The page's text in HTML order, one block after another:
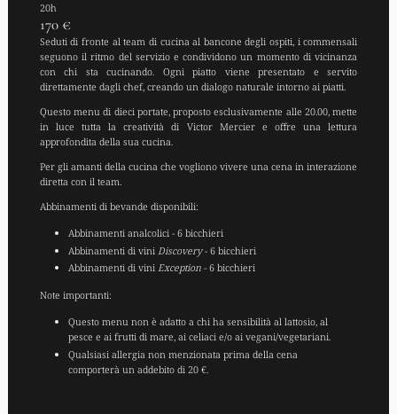
20h
170 €
Seduti di fronte al team di cucina al bancone degli ospiti, i commensali
seguono il ritmo del servizio e condividono un momento di vicinanza
con chi sta cucinando. Ogni piatto viene presentato e servito
direttamente dagli chef, creando un dialogo naturale intorno ai piatti.
Questo menu di dieci portate, proposto esclusivamente alle 20.00, mette
in luce tutta la creatività di Victor Mercier e offre una lettura
approfondita della sua cucina.
Per gli amanti della cucina che vogliono vivere una cena in interazione
diretta con il team.
Abbinamenti di bevande disponibili:
Abbinamenti analcolici - 6 bicchieri
Abbinamenti di vini Discovery- 6 bicchieri
Abbinamenti di viniException - 6 bicchieri
Note importanti:
Questo menu non è adatto a chi ha sensibilità al lattosio, al
pesce e ai frutti di mare, ai celiaci e/o ai vegani/vegetariani.
Qualsiasi allergia non menzionata prima della cena
comporterà un addebito di 20 €.